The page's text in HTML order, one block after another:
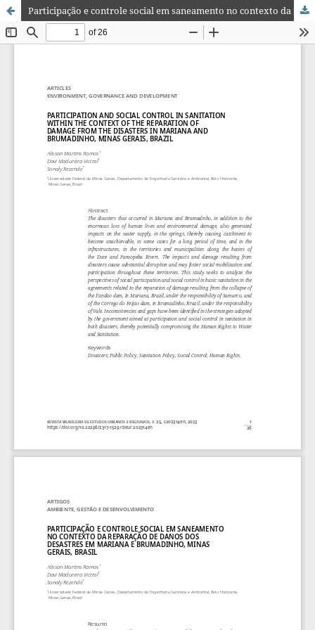
Participação e controle social em saneamento no contexto da reparação de danos dos desastres em Mariana e Brumadinho Minas Gerais, Brasil